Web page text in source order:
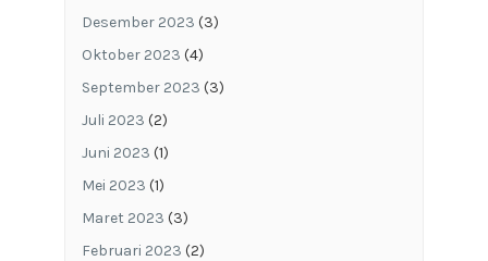
Desember 2023 (3)
Oktober 2023 (4)
September 2023 (3)
Juli 2023 (2)
Juni 2023 (1)
Mei 2023 (1)
Maret 2023 (3)
Februari 2023 (2)